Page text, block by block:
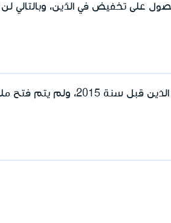
على تخفيض في الدّين، وبالتالي
ولم يتم فتح ملف لهم في